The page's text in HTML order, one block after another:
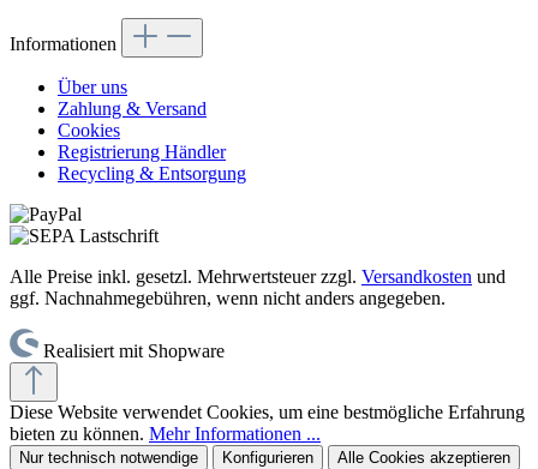
Informationen
Über uns
Zahlung & Versand
Cookies
Registrierung Händler
Recycling & Entsorgung
Alle Preise inkl. gesetzl. Mehrwertsteuer zzgl. Versandkosten und
ggf. Nachnahmegebühren, wenn nicht anders angegeben.
Realisiert mit Shopware
Diese Website verwendet Cookies, um eine bestmögliche Erfahrung
bieten zu können. Mehr Informationen ...
Nur technisch notwendige Konfigurieren Alle Cookies akzeptieren